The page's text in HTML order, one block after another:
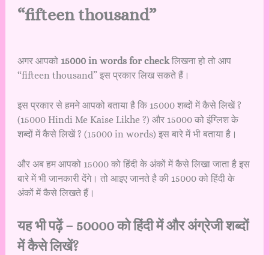
“fifteen thousand”
अगर आपको15000 in words for checkलिखना हो तो आप
“fifteen thousand” इस प्रकार लिख सकते हैं।
इस प्रकार से हमने आपको बताया है कि 15000 शब्दों में कैसे लिखें ?
(15000 Hindi Me Kaise Likhe ?) और 15000 को इंग्लिश के
शब्दों में कैसे लिखें ? (15000 in words) इस बारे में भी बताया है।
और अब हम आपको 15000 को हिंदी के अंकों में कैसे लिखा जाता है इस
बारे में भी जानकारी देंगे। तो आइए जानते है की 15000 को हिंदी के
अंकों में कैसे लिखते हैं।
यह भी पढ़ें – 50000 को हिंदी में और अंग्रेजी शब्दों
में कैसे लिखें?